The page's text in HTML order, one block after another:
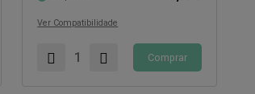
Ver Compatibilidade
Comprar